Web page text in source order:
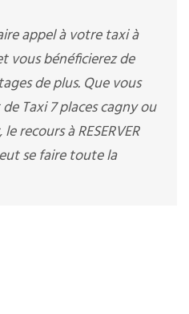
appel à votre taxi à
vous bénéficierez de
de plus. Que vous
Taxi 7 places cagny ou
recours à RESERVER
se faire toute la